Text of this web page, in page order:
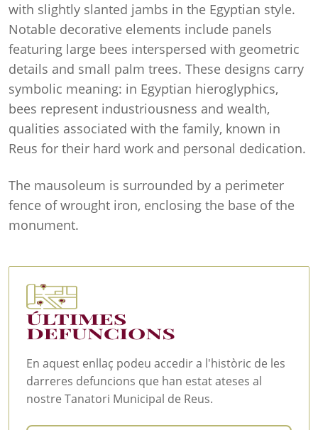
with slightly slanted jambs in the Egyptian style.
Notable decorative elements include panels
featuring large bees interspersed with geometric
details and small palm trees. These designs carry
symbolic meaning: in Egyptian hieroglyphics,
bees represent industriousness and wealth,
qualities associated with the family, known in
Reus for their hard work and personal dedication.
The mausoleum is surrounded by a perimeter
fence of wrought iron, enclosing the base of the
monument.
En aquest enllaç podeu accedir a l'històric de les
darreres defuncions que han estat ateses al
nostre Tanatori Municipal de Reus.